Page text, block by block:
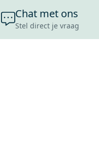
Chat met ons
Stel direct je vraag